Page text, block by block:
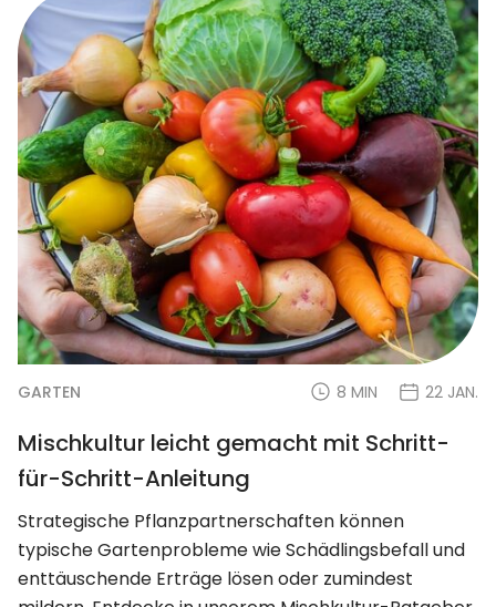
GARTEN 8 MIN 22 JAN.
Mischkultur leicht gemacht mit Schritt-
für-Schritt-Anleitung
Strategische Pflanzpartnerschaften können
typische Gartenprobleme wie Schädlingsbefall und
enttäuschende Erträge lösen oder zumindest